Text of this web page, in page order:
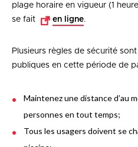
plage horaire en vigueur (1
se fait
en ligne.
Plusieurs règles de sécurité
publiques en cette période de
Maintenez une distance d’au
personnes en tout temps;
Tous les usagers doivent se